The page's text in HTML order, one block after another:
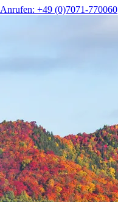
Anrufen: +49 (0)7071-770060